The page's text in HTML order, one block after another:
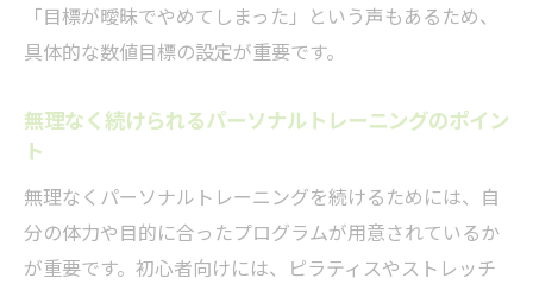
「目標が曖昧でやめてしまった」という声もあるため、
具体的な数値目標の設定が重要です。
無理なく続けられるパーソナルトレーニングのポイン
ト
無理なくパーソナルトレーニングを続けるためには、自
分の体力や目的に合ったプログラムが用意されているか
が重要です。初心者向けには、ピラティスやストレッチ